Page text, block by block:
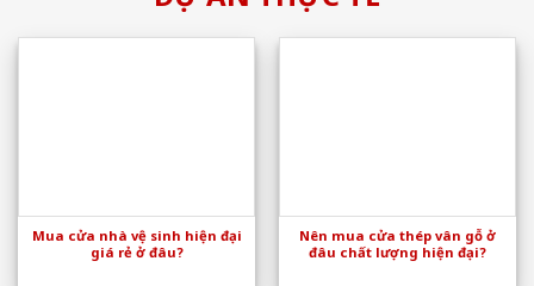
Mua cửa nhà vệ sinh hiện đại
giá rẻ ở đâu?
Nên mua cửa thép vân gỗ ở
đâu chất lượng hiện đại?